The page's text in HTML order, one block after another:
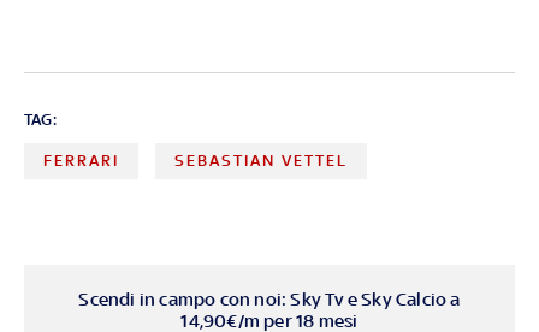
TAG:
FERRARI SEBASTIAN VETTEL
Scendi in campo con noi: Sky Tv e Sky Calcio a
14,90€/m per 18 mesi